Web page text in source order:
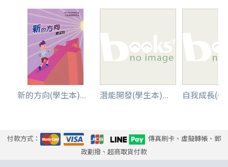
新的方向(學生本)... 潛能開發(學生本)... 自我成長(
付款方式：
傳真刷卡、虛擬轉帳、郵
政劃撥、超商取貨付款